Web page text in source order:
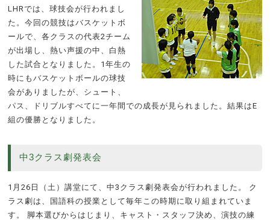
LHRでは、球技会が行われまし
た。今回の競技はバスケットボ
ールで、各クラスの代表2チーム
が出場し、熱い声援の中、白熱
した試合となりました。1年生の
時にもバスケットボールの球技
会がありましたが、シュート、
パス、ドリブルすべてに一年間での成長が見られました。結果はE
組の優勝となりました。
中3クラス劇発表会
1月26日（土）講堂にて、中3クラス劇発表会が行われました。 ク
ラス劇は、国語科の授業として毎年この時期に取り組まれていま
す。 脚本選びからはじまり、キャスト・スタッフ決め、演技の練